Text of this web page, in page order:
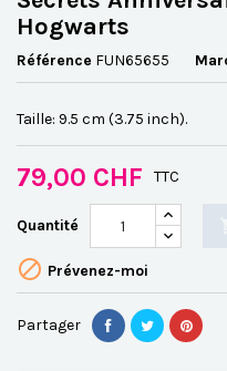
Hogwarts
Référence FUN65655
Taille: 9.5 cm (3.75 inch).
79,00 CHF TTC
Quantité
 Prévenez-moi
Partager